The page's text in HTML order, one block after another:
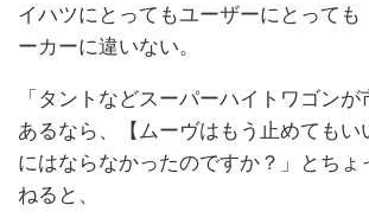
イハツにとってもユーザーにとっても
ーカーに違いない。
「タントなどスーパーハイトワゴン
あるなら、【ムーヴはもう止めてもい
にはならなかったのですか？」とちょ
ねると、